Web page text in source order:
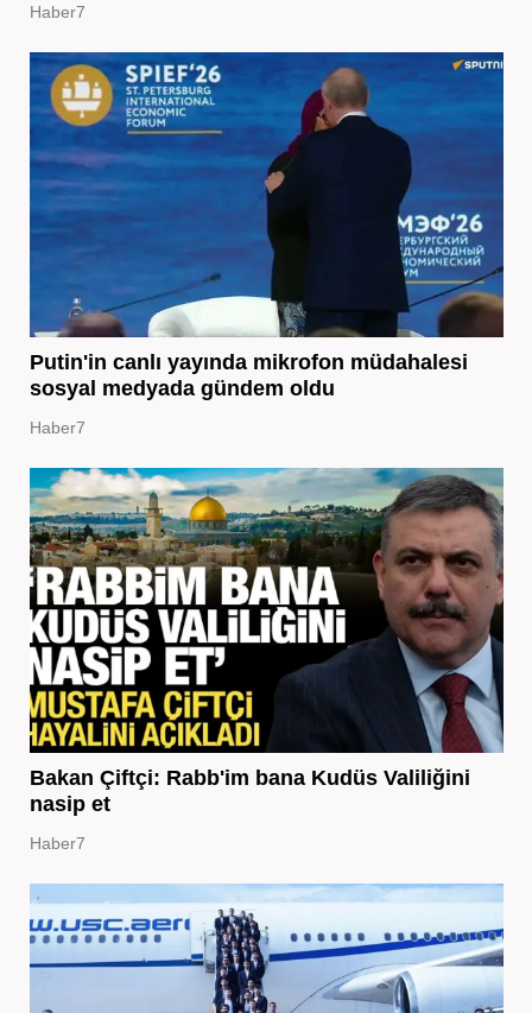
Haber7
Putin'in canlı yayında mikrofon müdahalesi
sosyal medyada gündem oldu
Haber7
Bakan Çiftçi: Rabb'im bana Kudüs Valiliğini
nasip et
Haber7